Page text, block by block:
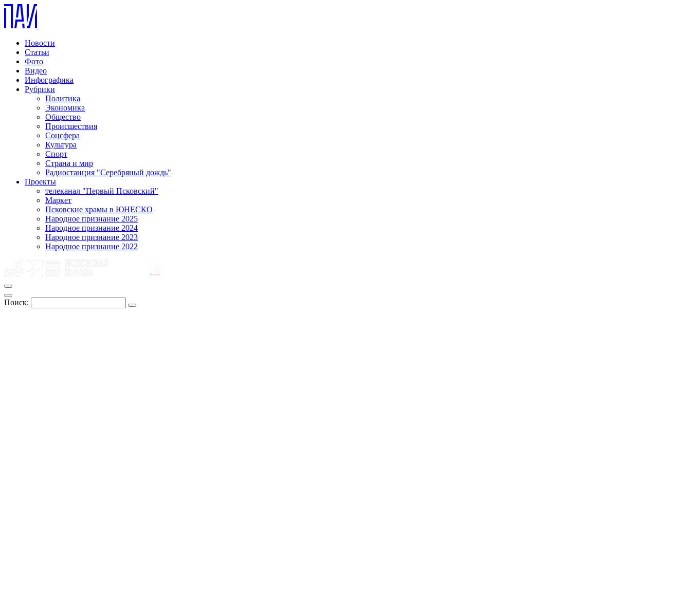
Новости
Статьи
Фото
Видео
Инфографика
Рубрики
Политика
Экономика
Общество
Происшествия
Соцсфера
Культура
Спорт
Страна и мир
Радиостанция "Серебряный дождь"
Проекты
телеканал "Первый Псковский"
Маркет
Псковские храмы в ЮНЕСКО
Народное признание 2025
Народное признание 2024
Народное признание 2023
Народное признание 2022
Поиск: